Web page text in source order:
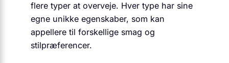
flere typer at overveje. Hver type har sine
egne unikke egenskaber, som kan
appellere til forskellige smag og
stilpræferencer.